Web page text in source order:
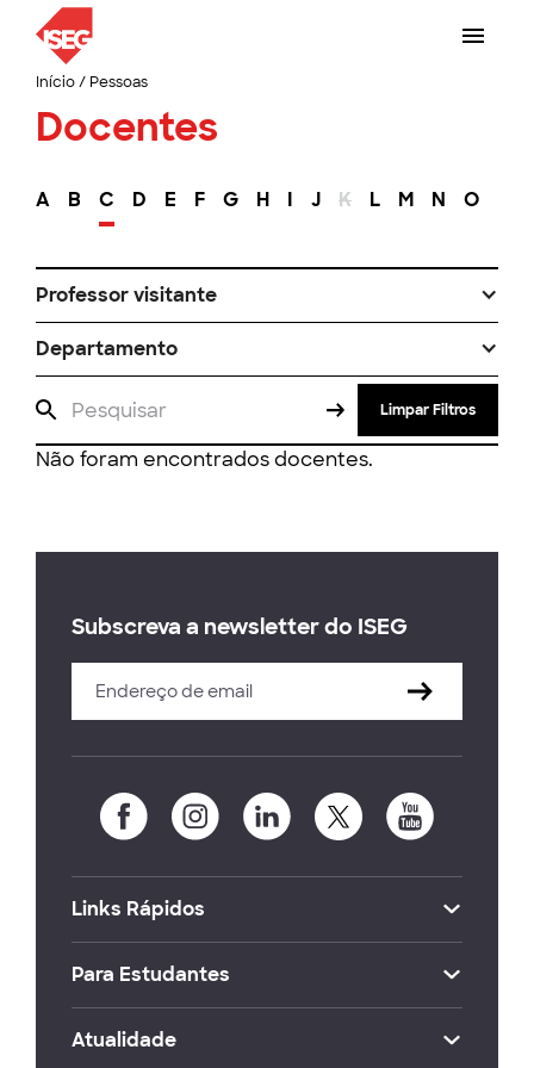
Início/ Pessoas
Docentes
A B C D E F G H I J K L M N O
Professor visitante
Departamento
Limpar Filtros
Não foram encontrados docentes.
Subscreva a newsletter do ISEG
Links Rápidos
Para Estudantes
Atualidade